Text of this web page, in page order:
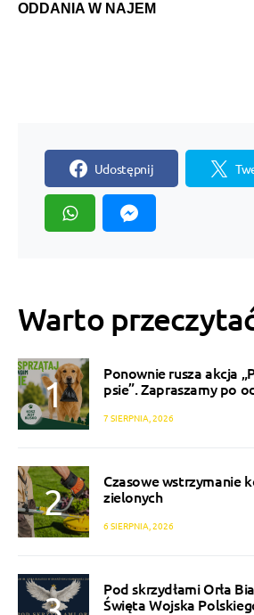
ODDANIA W NAJEM
Udostępnij
Warto
Ponownie rusza akcja
psie”. Zapraszamy po
7 SIERPNIA, 2026
Czasowe wstrzymanie
zielonych
6 SIERPNIA, 2026
Pod skrzydłami Orła
Święta Wojska